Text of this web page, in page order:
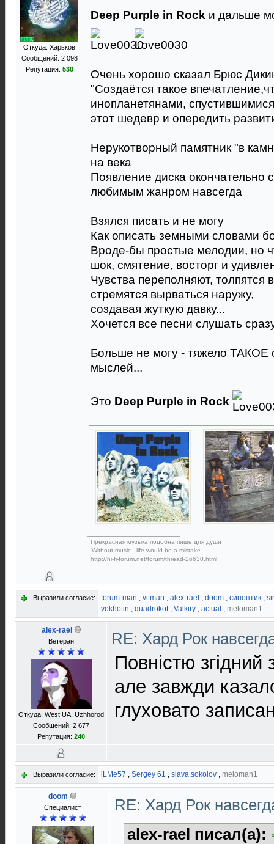
Откуда: Харьков
Сообщений: 2 098
Репутация: 530
Deep Purple in Rock и дальше
Очень хорошо сказал Брюс
"Cоздаётся такое
инопланетянами,
этот шедевр и опередить
Нерукотворный памятник "в
на века
Появление диска окончательно
любимым жанром навсегда
Взялся писать и не могу
Как описать земными словами
Вроде-бы простые мелодии, но
шок, смятение, восторг и
Чувства переполняют,
стремятся вырваться наружу,
создавая жуткую давку...
Хочется все песни слушать
Больше не могу - тяжело ТАКОЕ
мыслей...
Это Deep Purple in Rock
Прекрасная музыка подобна пище для души
'Without music - life would be a mistake
http://hi-fi-forum.net/forum/thread-26630.html
Выразили согласие: forum-man , vitman , alex-rael , doom , синоптик ,
vokhotin , quadrokot, Valkiry , actual , meloman1
alex-rael
Ветеран
Откуда: West UA, Uzhhorod
Сообщений: 2 677
Репутация: 240
RE: Хард Рок
Повністю
але завжди
глуховато
Выразили согласие: iLMe57 , Sergey 61 , slava.sokolov , meloman1
doom
Специалист
RE: Хард Рок
alex-rael писал(а):